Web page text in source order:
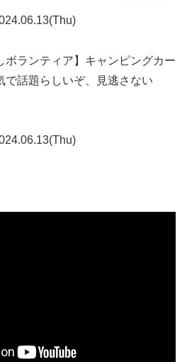
ボランティア】キャンピングカー
で話題らしいぞ、見逃さない